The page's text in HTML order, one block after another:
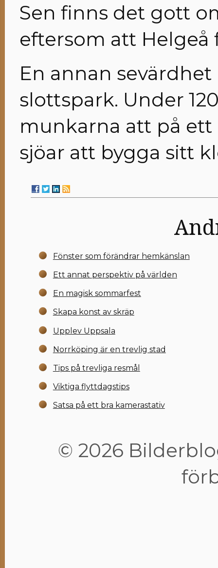
Sen finns det gott
eftersom att Helgeå
En annan
slottspark. Under
munkarna att på ett
sjöar att bygga sitt
Fönster som förändrar hemkänslan
Ett annat perspektiv på världen
En magisk sommarfest
Skapa konst av skräp
Upplev Uppsala
Norrköping är en trevlig stad
Tips på trevliga resmål
Viktiga flyttdagstips
Satsa på ett bra kamerastativ
© 2026